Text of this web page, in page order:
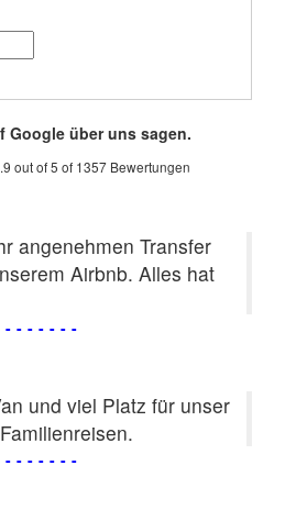
Google über uns sagen.
out of 5 of 1357 Bewertungen
angenehmen Transfer
Airbnb. Alles hat
und viel Platz für unser